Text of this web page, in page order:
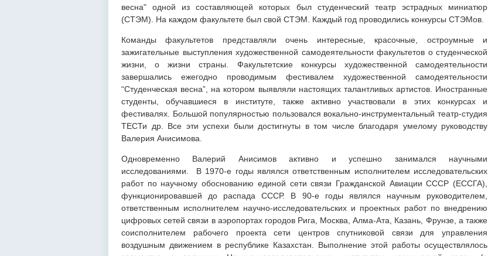
весна" одной из составляющей которых был студенческий театр эстрадных миниатюр
(СТЭМ). На каждом факультете был свой СТЭМ. Каждый год проводились конкурсы СТЭМов.
Команды факультетов представляли очень интересные, красочные, остроумные и
зажигательные выступления художественной самодеятельности факультетов о студенческой
жизни, о жизни страны. Факультетские конкурсы художественной самодеятельности
завершались ежегодно проводимым фестивалем художественной самодеятельности
“Студенческая весна”, на котором выявляли настоящих талантливых артистов. Иностранные
студенты, обучавшиеся в институте, также активно участвовали в этих конкурсах и
фестивалях. Большой популярностью пользовался вокально-инструментальный театр-студия
ТЕСТи др. Все эти успехи были достигнуты в том числе благодаря умелому руководству
Валерия Анисимова.
Одновременно Валерий Анисимов активно и успешно занимался научными
исследованиями. В 1970-е годы являлся ответственным исполнителем исследовательских
работ по научному обоснованию единой сети связи Гражданской Авиации СССР (ЕССГА),
функционировавшей до распада СССР. В 90-е годы являлся научным руководителем,
ответственным исполнителем научно-исследовательских и проектных работ по внедрению
цифровых сетей связи в аэропортах городов Рига, Москва, Алма-Ата, Казань, Фрунзе, а также
соисполнителем рабочего проекта сети центров спутниковой связи для управления
воздушным движением в республике Казахстан. Выполнение этой работы осуществлялось